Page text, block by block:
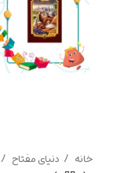
خانه دنیای مفتاح